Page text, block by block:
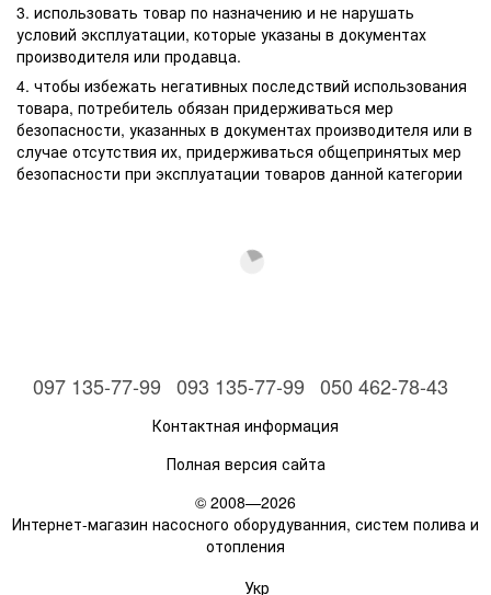
3. использовать товар по назначению и не нарушать
условий эксплуатации, которые указаны в документах
производителя или продавца.
4. чтобы избежать негативных последствий использования
товара, потребитель обязан придерживаться мер
безопасности, указанных в документах производителя или в
случае отсутствия их, придерживаться общепринятых мер
безопасности при эксплуатации товаров данной категории
097 135-77-99 093 135-77-99 050 462-78-43
Контактная информация
Полная версия сайта
© 2008—2026
Интернет-магазин насосного оборудуванния, систем полива и
отопления
Укр